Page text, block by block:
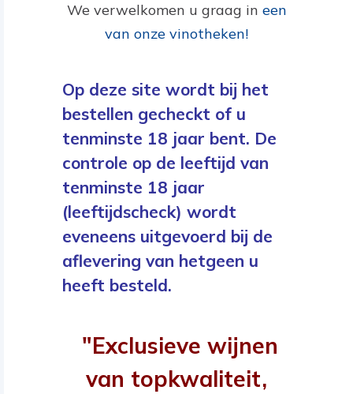
We verwelkomen u graag in een
van onze vinotheken!
Op deze site wordt bij het
bestellen gecheckt of u
tenminste 18 jaar bent. De
controle op de leeftijd van
tenminste 18 jaar
(leeftijdscheck) wordt
eveneens uitgevoerd bij de
aflevering van hetgeen u
heeft besteld.
"Exclusieve wijnen
van topkwaliteit,